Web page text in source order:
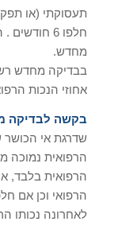
תעסוקתי (או
חלפו 6
מחדש.
בבדיקה מחדש
אחוזי הנכות
בקשה לבדיקה
הרפואית בלבד,
לאחרונה נכותו